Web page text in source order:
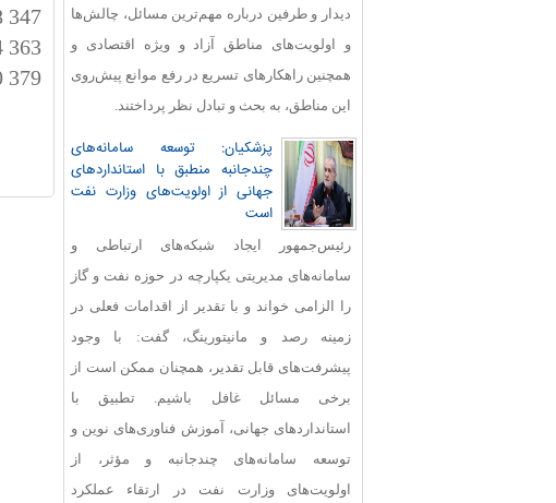
دیدار و طرفین درباره مهم‌ترین مسائل، چالش‌ها
و اولویت‌های مناطق آزاد و ویژه اقتصادی و
همچنین راهکارهای تسریع در رفع موانع پیش‌روی
این مناطق، به بحث و تبادل نظر پرداختند.
پزشکیان: توسعه سامانه‌های
چندجانبه منطبق با استانداردهای
جهانی از اولویت‌های وزارت نفت
است
رئیس‌جمهور ایجاد شبکه‌های ارتباطی و
سامانه‌های مدیریتی یکپارچه در حوزه نفت و گاز
را الزامی خواند و با تقدیر از اقدامات فعلی در
زمینه رصد و مانیتورینگ، گفت: با وجود
پیشرفت‌های قابل‌ تقدیر، همچنان ممکن است از
برخی مسائل غافل باشیم. تطبیق با
استانداردهای جهانی، آموزش فناوری‌های نوین و
توسعه سامانه‌های چندجانبه و مؤثر، از
اولویت‌های وزارت نفت در ارتقاء عملکرد
347
363
379